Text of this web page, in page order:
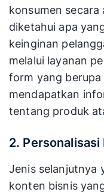
konsumen
diketahui apa
keinginan
melalui layanan
form yang
mendapatkan
tentang produk
2. Personalisasi
Jenis selanjutnya
konten bisnis